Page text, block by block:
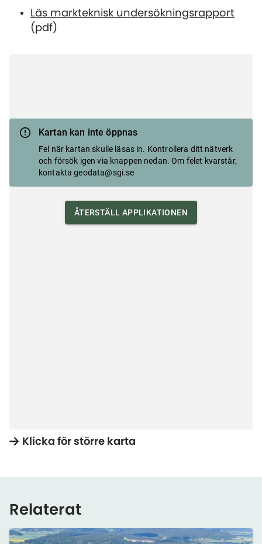
Läs markteknisk undersökningsrapport
(pdf)
Klicka för större karta
Relaterat